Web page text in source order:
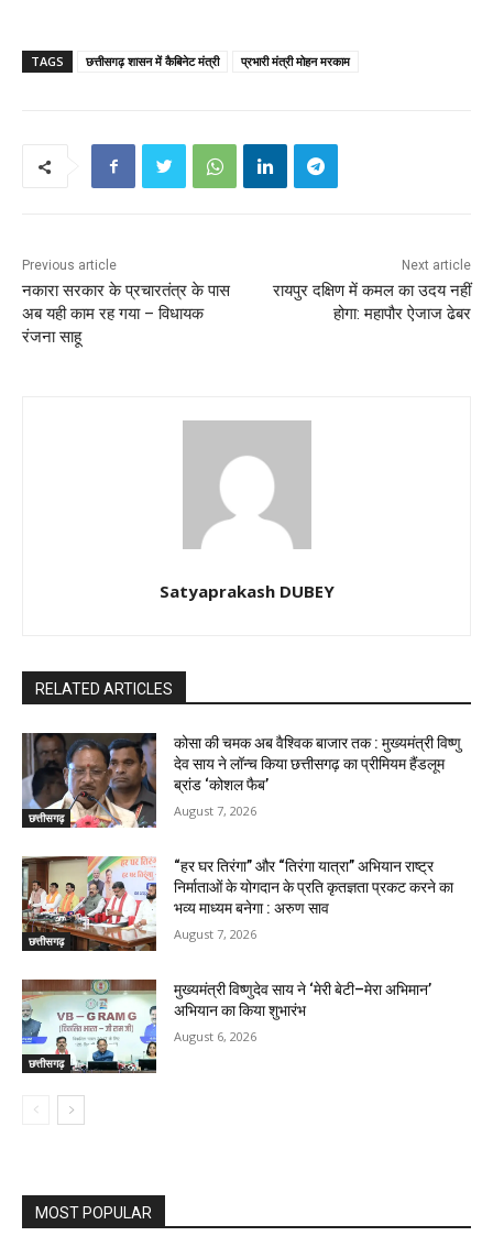
TAGS छत्तीसगढ़ शासन में कैबिनेट मंत्री प्रभारी मंत्री मोहन मरकाम
Previous article
नकारा सरकार के प्रचारतंत्र के पास
अब यही काम रह गया – विधायक
रंजना साहू
Next article
रायपुर दक्षिण में कमल का उदय नहीं
होगा: महापौर ऐजाज ढेबर
Satyaprakash DUBEY
RELATED ARTICLES
छत्तीसगढ़
कोसा की चमक अब वैश्विक बाजार तक : मुख्यमंत्री विष्णु
देव साय ने लॉन्च किया छत्तीसगढ़ का प्रीमियम हैंडलूम
ब्रांड ‘कोशल फैब’
August 7, 2026
छत्तीसगढ़
“हर घर तिरंगा” और “तिरंगा यात्रा” अभियान राष्ट्र
निर्माताओं के योगदान के प्रति कृतज्ञता प्रकट करने का
भव्य माध्यम बनेगा : अरुण साव
August 7, 2026
छत्तीसगढ़
मुख्यमंत्री विष्णुदेव साय ने ‘मेरी बेटी–मेरा अभिमान’
अभियान का किया शुभारंभ
August 6, 2026
MOST POPULAR